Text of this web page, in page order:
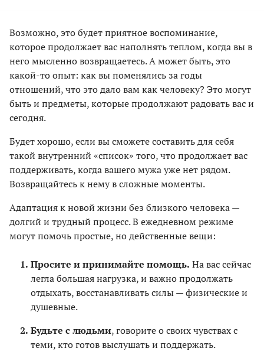
Возможно, это будет приятное воспоминание,
которое продолжает вас наполнять теплом, когда вы в
него мысленно возвращаетесь. А может быть, это
какой-то опыт: как вы поменялись за годы
отношений, что это дало вам как человеку? Это могут
быть и предметы, которые продолжают радовать вас и
сегодня.
Будет хорошо, если вы сможете составить для себя
такой внутренний «список» того, что продолжает вас
поддерживать, когда вашего мужа уже нет рядом.
Возвращайтесь к нему в сложные моменты.
Адаптация к новой жизни без близкого человека —
долгий и трудный процесс. В ежедневном режиме
могут помочь простые, но действенные вещи:
Просите и принимайте помощь. На вас сейчас
легла большая нагрузка, и важно продолжать
отдыхать, восстанавливать силы — физические и
душевные.
Будьте с людьми, говорите о своих чувствах с
теми, кто готов выслушать и поддержать.